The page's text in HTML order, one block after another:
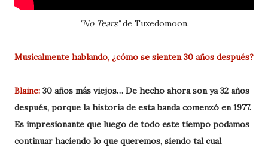
"No Tears"de Tuxedomoon.
Musicalmente hablando, ¿cómo se sienten 30 años después?
Blaine: 30 años más viejos… De hecho ahora son ya 32 años
después, porque la historia de esta banda comenzó en 1977.
Es impresionante que luego de todo este tiempo podamos
continuar haciendo lo que queremos, siendo tal cual